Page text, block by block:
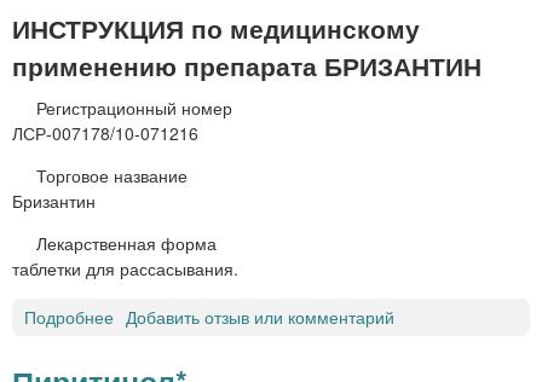
М
ф
а
р
И
р
а
с
в
д
л
ИНСТРУКЦИЯ по медицинскому
применению препарата БРИЗАНТИН
Регистрационный номер
ЛСР-007178/10-071216
Торговое название
Бризантин
Лекарственная форма
таблетки для рассасывания.
Подробнее Добавить отзыв или комментарий